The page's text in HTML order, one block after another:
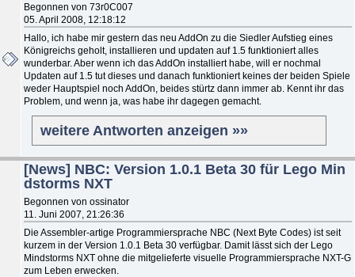
Begonnen von 73r0C007
05. April 2008, 12:18:12
Hallo, ich habe mir gestern das neu AddOn zu die Siedler Aufstieg eines
Königreichs geholt, installieren und updaten auf 1.5 funktioniert alles
wunderbar. Aber wenn ich das AddOn installiert habe, will er nochmal
Updaten auf 1.5 tut dieses und danach funktioniert keines der beiden Spiele
weder Hauptspiel noch AddOn, beides stürtz dann immer ab. Kennt ihr das
Problem, und wenn ja, was habe ihr dagegen gemacht.
weitere Antworten anzeigen »»
[News] NBC: Version 1.0.1 Beta 30 für Lego Min
dstorms NXT
Begonnen von ossinator
11. Juni 2007, 21:26:36
Die Assembler-artige Programmiersprache NBC (Next Byte Codes) ist seit
kurzem in der Version 1.0.1 Beta 30 verfügbar. Damit lässt sich der Lego
Mindstorms NXT ohne die mitgelieferte visuelle Programmiersprache NXT-G
zum Leben erwecken.